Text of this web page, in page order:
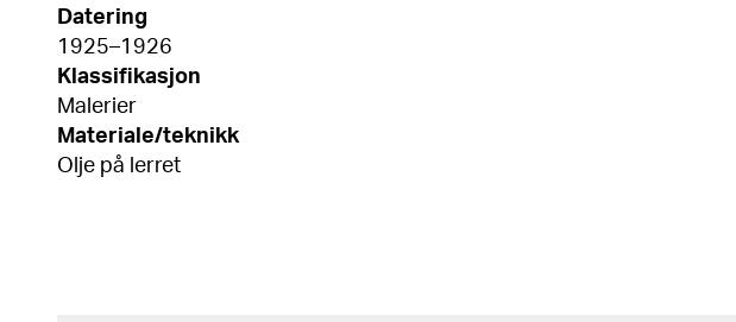
Datering
1925–1926
Klassifikasjon
Malerier
Materiale/teknikk
Olje på lerret